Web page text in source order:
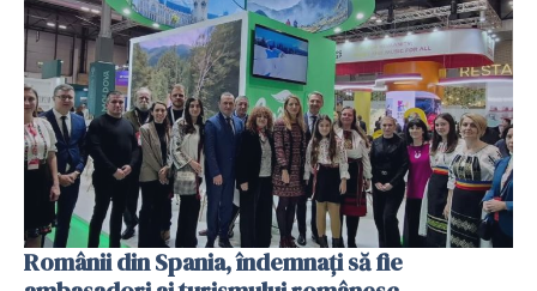
Românii din Spania, îndemnați să fie